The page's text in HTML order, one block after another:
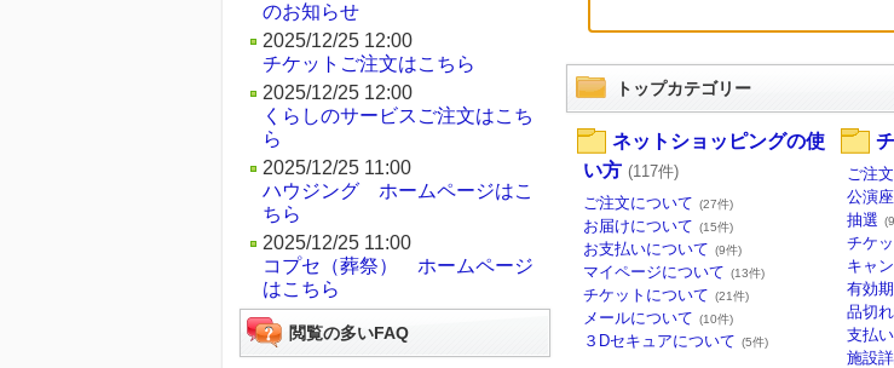
のお知らせ
2025/12/25 12:00
チケットご注文はこちら
2025/12/25 12:00
くらしのサービスご注文はこち
ら
2025/12/25 11:00
ハウジング ホームページはこ
ちら
2025/12/25 11:00
コプセ（葬祭） ホームページ
はこちら
閲覧の多いFAQ
トップカテゴリー
ネットショッピングの使
い方 (117件)
ご注文について (27件)
お届けについて (15件)
お支払いについて (9件)
マイページについて (13件)
チケットについて (21件)
メールについて (10件)
３Dセキュアについて (5件)
ご注
公演
抽選
チケ
キャ
有効
品切
支払
施設